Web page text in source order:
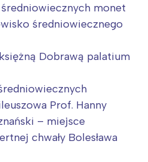
monet
średniowiecznego
Dobrawą palatium
Prof. Hanny
– miejsce
chwały Bolesława